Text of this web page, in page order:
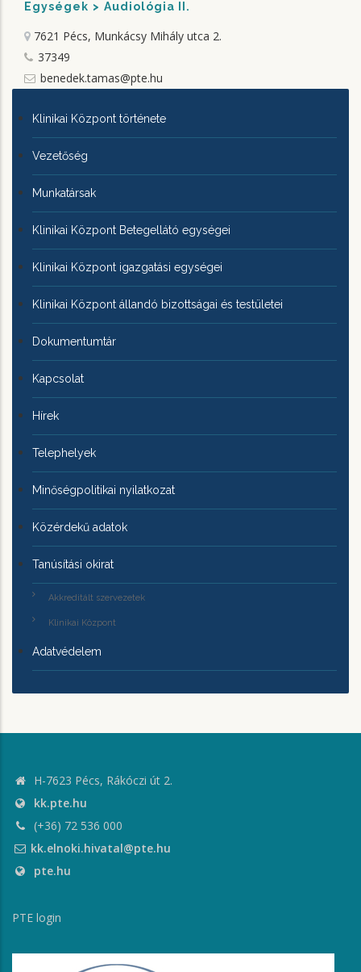
Egységek
Audiológia II.
7621 Pécs, Munkácsy Mihály utca 2.
37349
benedek.tamas@pte.hu
KLINIKAI
KÖZPONTRÓL
Klinikai Központ története
Vezetőség
Munkatársak
Klinikai Központ Betegellátó egységei
Klinikai Központ igazgatási egységei
Klinikai Központ állandó bizottságai és testületei
Dokumentumtár
Kapcsolat
Hírek
Telephelyek
Minőségpolitikai nyilatkozat
Közérdekű adatok
Tanúsítási okirat
Akkreditált szervezetek
Klinikai Központ
Adatvédelem
H-7623 Pécs, Rákóczi út 2.
kk.pte.hu
(+36) 72 536 000
kk.elnoki.hivatal@pte.hu
pte.hu
PTE login